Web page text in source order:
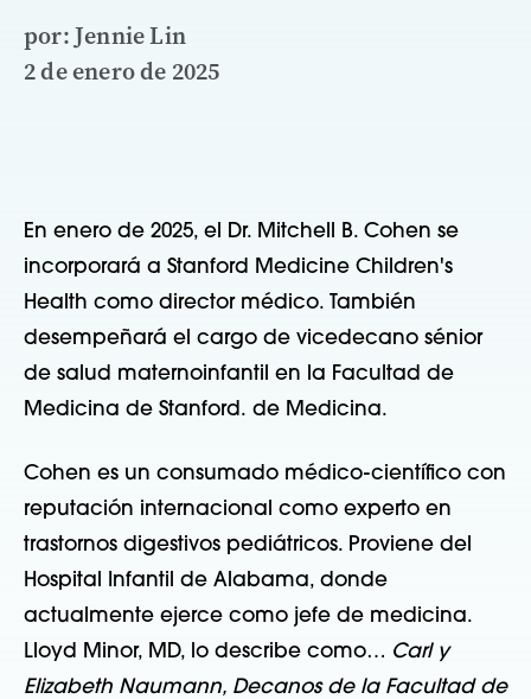
por: Jennie Lin
2 de enero de 2025
En enero de 2025, el Dr. Mitchell B. Cohen se
incorporará a Stanford Medicine Children's
Health como director médico. También
desempeñará el cargo de vicedecano sénior
de salud maternoinfantil en la Facultad de
Medicina de Stanford. de Medicina.
Cohen es un consumado médico-científico con
reputación internacional como experto en
trastornos digestivos pediátricos. Proviene del
Hospital Infantil de Alabama, donde
actualmente ejerce como jefe de medicina.
Lloyd Minor, MD, lo describe como… Carl y
Elizabeth Naumann, Decanos de la Facultad de